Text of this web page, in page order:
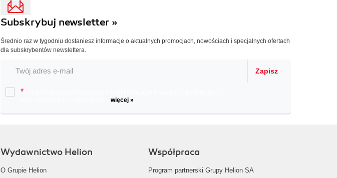
Subskrybuj newsletter »
Średnio raz w tygodniu dostaniesz informacje o aktualnych promocjach, nowościach i specjalnych ofertach
dla subskrybentów newslettera.
Zapisz
*
więcej »
Wydawnictwo Helion
O Grupie Helion
Współpraca
Program partnerski Grupy Helion SA